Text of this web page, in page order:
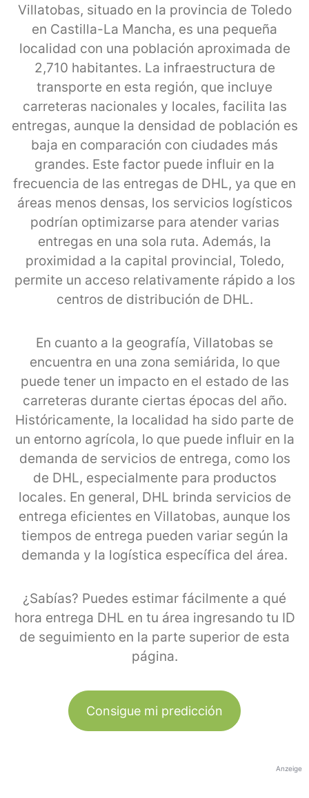
Villatobas, situado en la provincia de Toledo
en Castilla-La Mancha, es una pequeña
localidad con una población aproximada de
2,710 habitantes. La infraestructura de
transporte en esta región, que incluye
carreteras nacionales y locales, facilita las
entregas, aunque la densidad de población es
baja en comparación con ciudades más
grandes. Este factor puede influir en la
frecuencia de las entregas de DHL, ya que en
áreas menos densas, los servicios logísticos
podrían optimizarse para atender varias
entregas en una sola ruta. Además, la
proximidad a la capital provincial, Toledo,
permite un acceso relativamente rápido a los
centros de distribución de DHL.
En cuanto a la geografía, Villatobas se
encuentra en una zona semiárida, lo que
puede tener un impacto en el estado de las
carreteras durante ciertas épocas del año.
Históricamente, la localidad ha sido parte de
un entorno agrícola, lo que puede influir en la
demanda de servicios de entrega, como los
de DHL, especialmente para productos
locales. En general, DHL brinda servicios de
entrega eficientes en Villatobas, aunque los
tiempos de entrega pueden variar según la
demanda y la logística específica del área.
¿Sabías? Puedes estimar fácilmente a qué
hora entrega DHL en tu área ingresando tu ID
de seguimiento en la parte superior de esta
página.
Consigue mi predicción
Anzeige